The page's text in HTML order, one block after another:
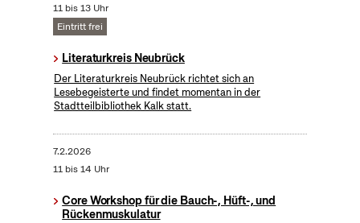
11 bis 13 Uhr
Eintritt frei
Literaturkreis Neubrück
Der Literaturkreis Neubrück richtet sich an
Lesebegeisterte und findet momentan in der
Stadtteilbibliothek Kalk statt.
7.2.2026
11 bis 14 Uhr
Core Workshop für die Bauch-, Hüft-, und
Rückenmuskulatur